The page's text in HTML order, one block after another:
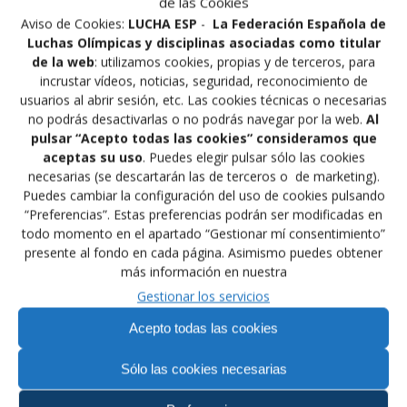
Aviso de Cookies: LUCHA ESP - La Federación Española de
Luchas Olímpicas y disciplinas asociadas como titular
de la web: utilizamos cookies, propias y de terceros, para
incrustar vídeos, noticias, seguridad, reconocimiento de
usuarios al abrir sesión, etc. Las cookies técnicas o necesarias
no podrás desactivarlas o no podrás navegar por la web. Al
pulsar “Acepto todas las cookies” consideramos que
aceptas su uso. Puedes elegir pulsar sólo las cookies
necesarias (se descartarán las de terceros o de marketing).
Puedes cambiar la configuración del uso de cookies pulsando
“Preferencias”. Estas preferencias podrán ser modificadas en
todo momento en el apartado “Gestionar mí consentimiento”
presente al fondo en cada página. Asimismo puedes obtener
más información en nuestra
Gestionar los servicios
Acepto todas las cookies
Sólo las cookies necesarias
Navegación
de
entradas
Anterior:
Entrada
anterior:
GRAN PREMIO DE
ESPAÑA DE LUCHA
Siguiente:
Siguiente
entrada:
MANUEL JIMENEZ EN LA
REVISTA CINTURÓN
NEGRO
Financiado por la Unión Europea –
NextGenerationEU
Nos encontrarás en: